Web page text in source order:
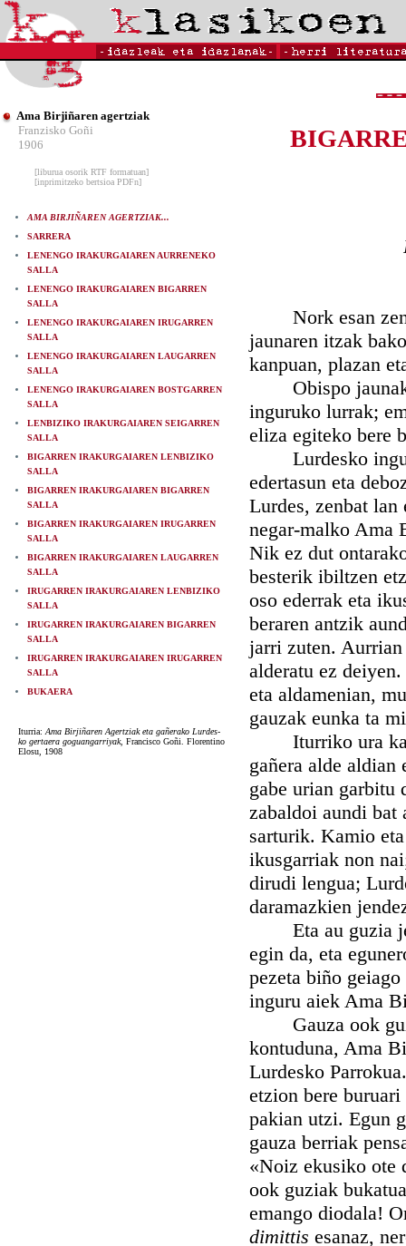
Ama Birjiñaren agertziak
Franzisko Goñi
1906
[liburua osorik RTF formatuan]
[inprimitzeko bertsioa PDFn]
AMA BIRJIÑAREN AGERTZIAK...
SARRERA
LENENGO IRAKURGAIAREN AURRENEKO
SALLA
LENENGO IRAKURGAIAREN BIGARREN
SALLA
LENENGO IRAKURGAIAREN IRUGARREN
SALLA
LENENGO IRAKURGAIAREN LAUGARREN
SALLA
LENENGO IRAKURGAIAREN BOSTGARREN
SALLA
LENBIZIKO IRAKURGAIAREN SEIGARREN
SALLA
BIGARREN IRAKURGAIAREN LENBIZIKO
SALLA
BIGARREN IRAKURGAIAREN BIGARREN
SALLA
BIGARREN IRAKURGAIAREN IRUGARREN
SALLA
BIGARREN IRAKURGAIAREN LAUGARREN
SALLA
IRUGARREN IRAKURGAIAREN LENBIZIKO
SALLA
IRUGARREN IRAKURGAIAREN BIGARREN
SALLA
IRUGARREN IRAKURGAIAREN IRUGARREN
SALLA
BUKAERA
Iturria: Ama Birjiñaren Agertziak eta gañerako Lurdes-
ko gertaera goguangarriyak, Francisco Goñi. Florentino
Elosu, 1908
Nork esan
jaunaren itzak
kanpuan, plazan
Obispo jaunak
inguruko lurrak;
eliza egiteko bere
Lurdesko
edertasun eta
Lurdes, zenbat lan
negar-malko Ama
Nik ez dut
besterik ibiltzen
oso ederrak eta
beraren antzik
jarri zuten.
alderatu ez
eta aldamenian,
gauzak eunka ta
Iturriko ura
gañera alde
gabe urian garbitu
zabaldoi aundi bat
sarturik. Kamio
ikusgarriak non
dirudi lengua;
daramazkien
Eta au guzia
egin da, eta
pezeta biño
inguru aiek Ama
Gauza ook
kontuduna, Ama
Lurdesko
etzion bere
pakian utzi. Egun
gauza berriak
«Noiz ekusiko ote
ook guziak
emango diodala!
dimittis esanaz,